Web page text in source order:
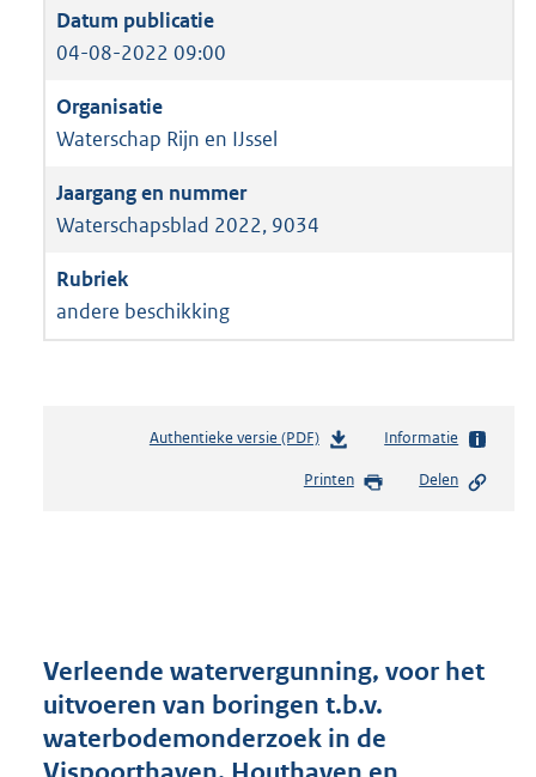
04-08-2022 09:00
Waterschap Rijn en IJssel
Waterschapsblad 2022, 9034
andere beschikking
Authentieke versie (PDF)b
s
r
o
t
t
Informatie
Printen Delen
Verleende watervergunning, voor het
uitvoeren van boringen t.b.v.
waterbodemonderzoek in de